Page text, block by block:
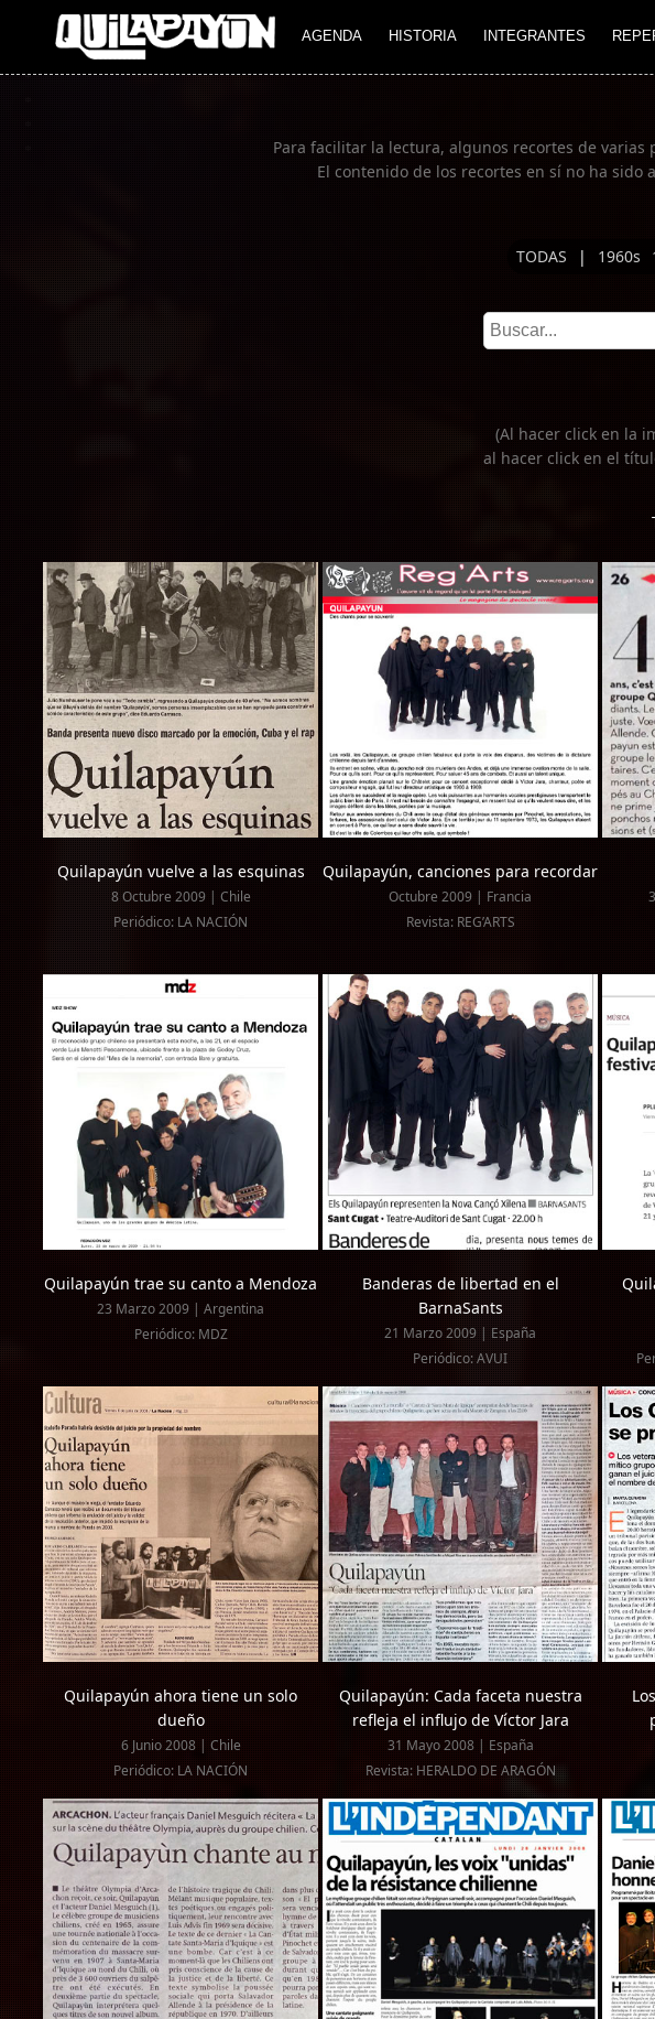
AGENDA HISTORIA INTEGRANTES
Imagen 02
Para facilitar la lectura, algunos recortes de
El contenido de los recortes en sí no ha
TODAS | 1960s
(Al hacer click en la
al hacer click en el
Quilapayún vuelve a las esquinas
8 Octubre 2009 | Chile
Periódico: LA NACIÓN
Quilapayún, canciones para recordar
Octubre 2009 | Francia
Revista: REG’ARTS
Quilapayún trae su canto a Mendoza
23 Marzo 2009 | Argentina
Periódico: MDZ
Banderas de libertad en el
BarnaSants
21 Marzo 2009 | España
Periódico: AVUI
Quilapayún ahora tiene un solo
dueño
6 Junio 2008 | Chile
Periódico: LA NACIÓN
Quilapayún: Cada faceta nuestra
refleja el influjo de Víctor Jara
31 Mayo 2008 | España
Revista: HERALDO DE ARAGÓN